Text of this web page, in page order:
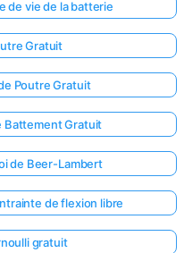
de vie de la batterie
Gratuit
Poutre Gratuit
Battement Gratuit
de Beer-Lambert
de flexion libre
gratuit